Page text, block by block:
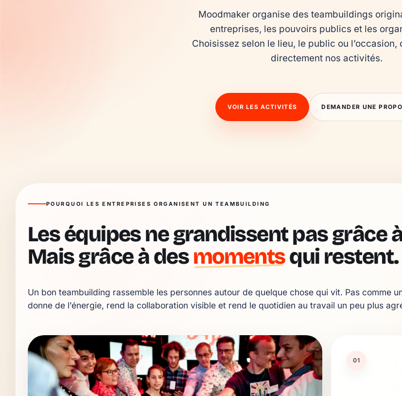
Moodmaker organise des teambuildings
entreprises, les pouvoirs publics et les
Choisissez selon le lieu, le public ou l’occasion,
directement nos activités.
VOIR LES ACTIVITÉS DEMANDER UNE
POURQUOI LES ENTREPRISES ORGANISENT UN TEAMBUILDING
Les équipes ne grandissent pas grâce
Mais grâce à desmomentsqui restent.
Un bon teambuilding rassemble les personnes autour de quelque chose qui vit. Pas comme
donne de l’énergie, rend la collaboration visible et rend le quotidien au travail un peu plus
01